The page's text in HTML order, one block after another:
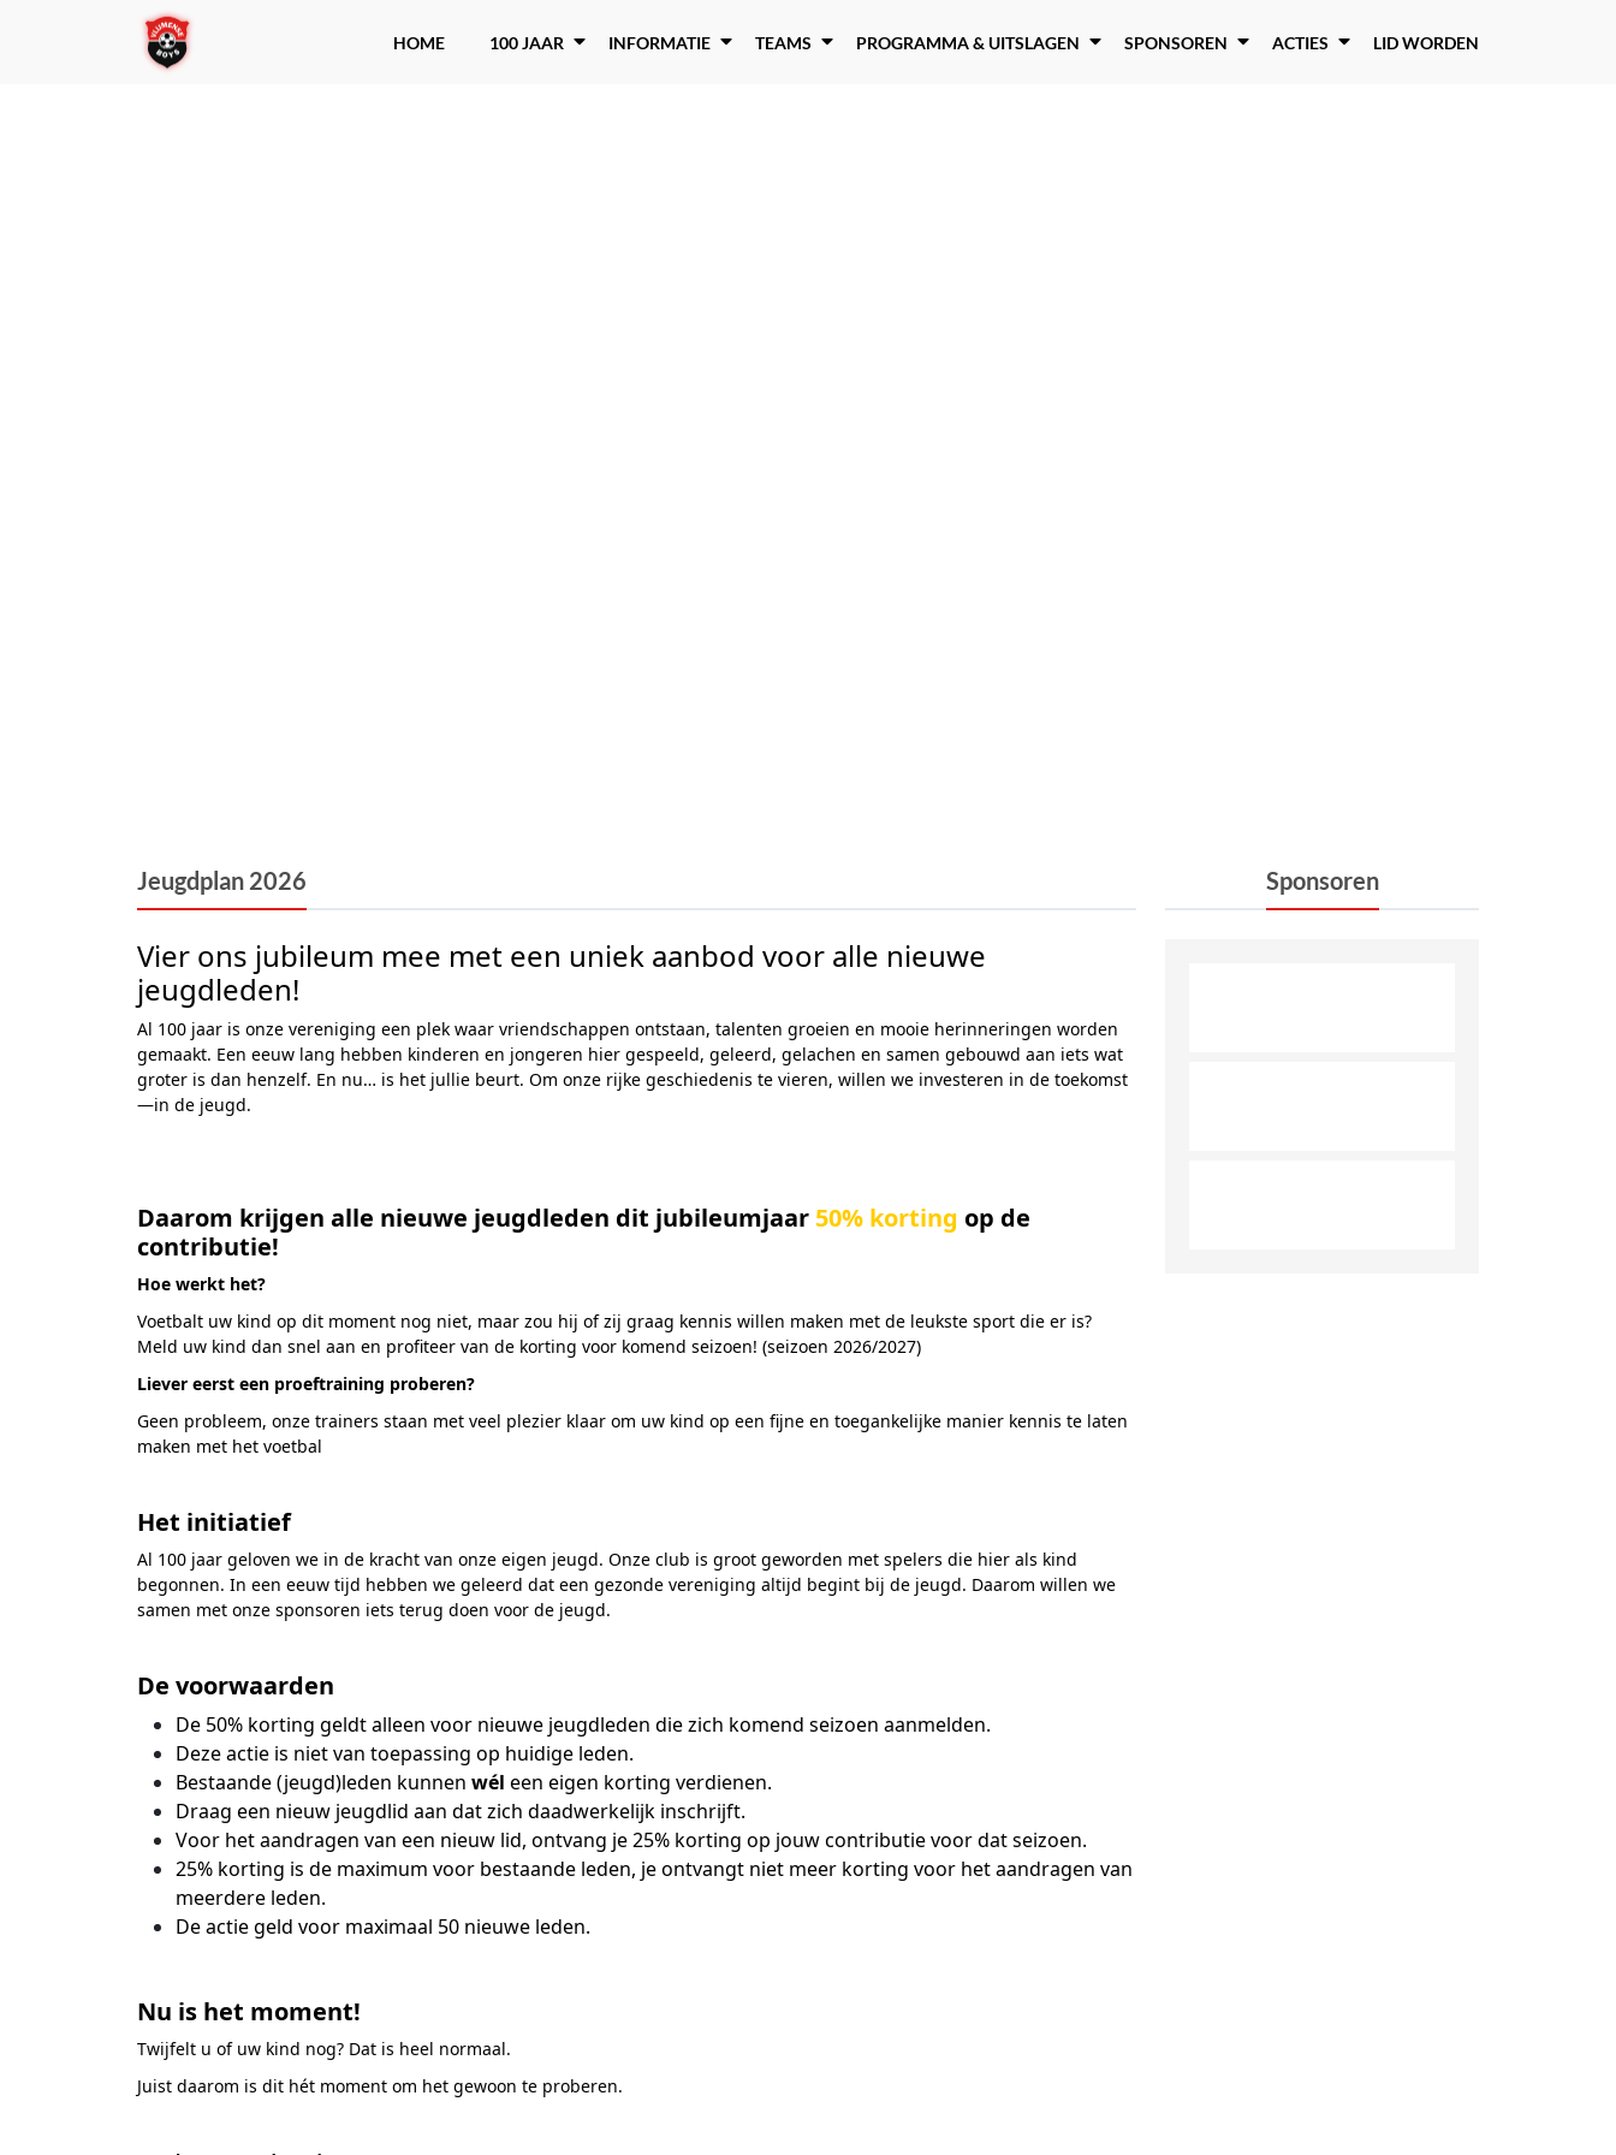
HOME 100 JAAR INFORMATIE TEAMS PROGRAMMA & UITSLAGEN SPONSOREN ACTIES LID WORDEN
Jeugdplan 2026
Vier ons jubileum mee met een uniek aanbod voor alle nieuwe
jeugdleden!
Al 100 jaar is onze vereniging een plek waar vriendschappen ontstaan, talenten groeien en mooie herinneringen worden
gemaakt. Een eeuw lang hebben kinderen en jongeren hier gespeeld, geleerd, gelachen en samen gebouwd aan iets wat
groter is dan henzelf. En nu… is het jullie beurt. Om onze rijke geschiedenis te vieren, willen we investeren in de toekomst
—in de jeugd.
Daarom krijgen alle nieuwe jeugdleden dit jubileumjaar 50% korting op de
contributie!
Hoe werkt het?
Voetbalt uw kind op dit moment nog niet, maar zou hij of zij graag kennis willen maken met de leukste sport die er is?
Meld uw kind dan snel aan en profiteer van de korting voor komend seizoen! (seizoen 2026/2027)
Liever eerst een proeftraining proberen?
Geen probleem, onze trainers staan met veel plezier klaar om uw kind op een fijne en toegankelijke manier kennis te laten
maken met het voetbal
Het initiatief
Al 100 jaar geloven we in de kracht van onze eigen jeugd. Onze club is groot geworden met spelers die hier als kind
begonnen. In een eeuw tijd hebben we geleerd dat een gezonde vereniging altijd begint bij de jeugd. Daarom willen we
samen met onze sponsoren iets terug doen voor de jeugd.
De voorwaarden
De 50% korting geldt alleen voor nieuwe jeugdleden die zich komend seizoen aanmelden.
Deze actie is niet van toepassing op huidige leden.
Bestaande (jeugd)leden kunnen wél een eigen korting verdienen.
Draag een nieuw jeugdlid aan dat zich daadwerkelijk inschrijft.
Voor het aandragen van een nieuw lid, ontvang je 25% korting op jouw contributie voor dat seizoen.
25% korting is de maximum voor bestaande leden, je ontvangt niet meer korting voor het aandragen van
meerdere leden.
De actie geld voor maximaal 50 nieuwe leden.
Nu is het moment!
Twijfelt u of uw kind nog? Dat is heel normaal.
Juist daarom is dit hét moment om het gewoon te proberen.
Sponsoren